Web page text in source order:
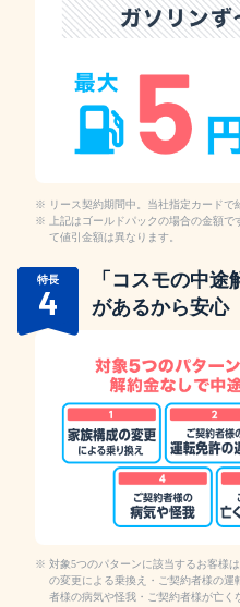
リース契約期間中。当社指定カードで
上記はゴールドパックの場合の金額
て値引金額は異なります。
特長
4
「コスモの中途
があるから安心
対象5つのパターンに該当するお客様
の変更による乗換え・ご契約者様の
者様の病気や怪我・ご契約者様が亡く